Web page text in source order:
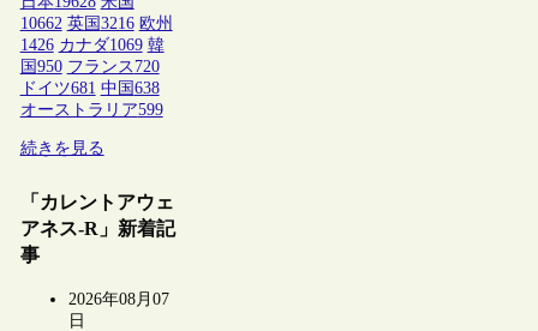
10662 英国 3216 欧州
1426 カナダ1069 韓
国 950 フランス 720
ドイツ681 中国 638
オーストラリア599
続きを見る
「カレントアウェ
アネス-R」新着記
事
2026年08月07
日